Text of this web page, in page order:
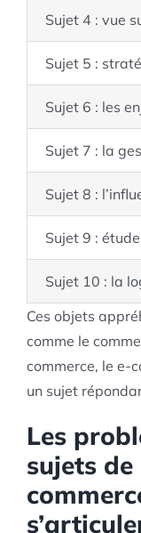
Sujet 4 : vue
Sujet 5 :
Sujet 6 : les
Sujet 7 : la
Sujet 8 :
Sujet 9 :
Sujet 10 : la
Ces objets
comme le
commerce, le e-
un sujet
Les
sujets